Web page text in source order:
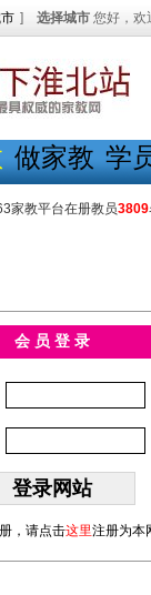
] 选择城市 您好，欢
做家教 学
家教平台在册教员3809
会 员 登 录
，请点击这里注册为本